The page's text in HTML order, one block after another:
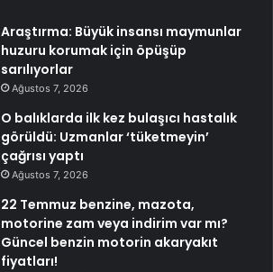
Araştırma: Büyük insansı maymunlar
huzuru korumak için öpüşüp
sarılıyorlar
Ağustos 7, 2026
O balıklarda ilk kez bulaşıcı hastalık
görüldü: Uzmanlar ‘tüketmeyin’
çağrısı yaptı
Ağustos 7, 2026
22 Temmuz benzine, mazota,
motorine zam veya indirim var mı?
Güncel benzin motorin akaryakıt
fiyatları!